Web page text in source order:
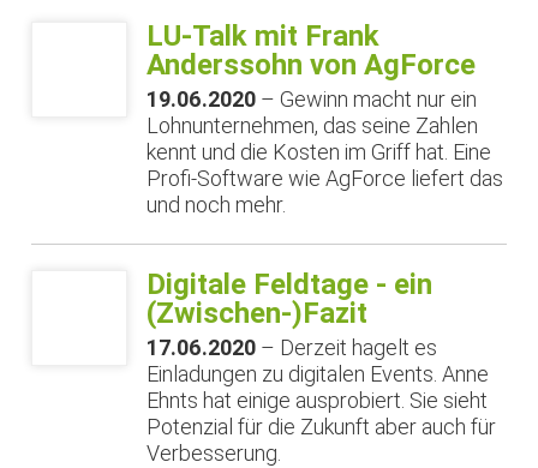
LU-Talk mit Frank
Anderssohn von AgForce
19.06.2020 – Gewinn macht nur ein
Lohnunternehmen, das seine Zahlen
kennt und die Kosten im Griff hat. Eine
Profi-Software wie AgForce liefert das
und noch mehr.
Digitale Feldtage - ein
(Zwischen-)Fazit
17.06.2020 – Derzeit hagelt es
Einladungen zu digitalen Events. Anne
Ehnts hat einige ausprobiert. Sie sieht
Potenzial für die Zukunft aber auch für
Verbesserung.